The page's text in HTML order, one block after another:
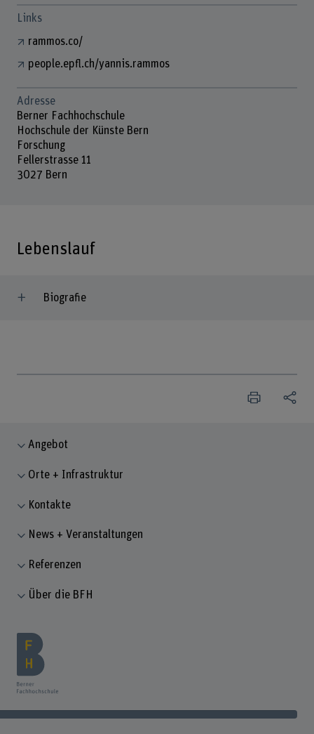
Links
rammos.co/
people.epfl.ch/yannis.rammos
Adresse
Berner Fachhochschule
Hochschule der Künste Bern
Forschung
Fellerstrasse 11
3027 Bern
Lebenslauf
Biografie
Angebot
Orte + Infrastruktur
Kontakte
News + Veranstaltungen
Referenzen
Über die BFH